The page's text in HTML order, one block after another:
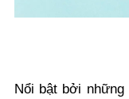
Nổi bật bởi